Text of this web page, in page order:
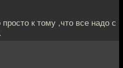
к тому ,что все надо с